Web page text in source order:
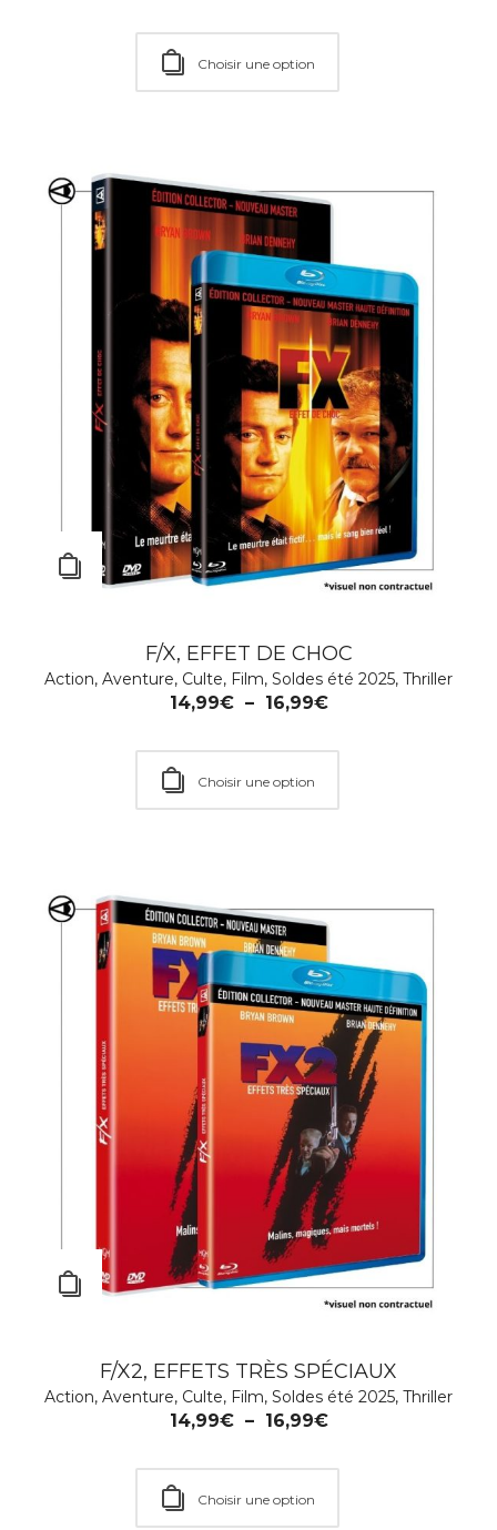
Choisir une option
F/X, EFFET DE CHOC
Action, Aventure, Culte, Film, Soldes été 2025, Thriller
14,99€ – 16,99€
Choisir une option
F/X2, EFFETS TRÈS SPÉCIAUX
Action, Aventure, Culte, Film, Soldes été 2025, Thriller
14,99€ – 16,99€
Choisir une option